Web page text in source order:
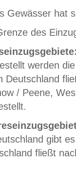
Gewässer hat
des
werden
Deutschland
/ Peene,
gibt
fließt